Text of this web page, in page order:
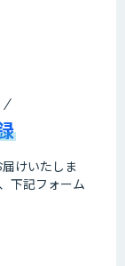
けいたしま
下記フォーム